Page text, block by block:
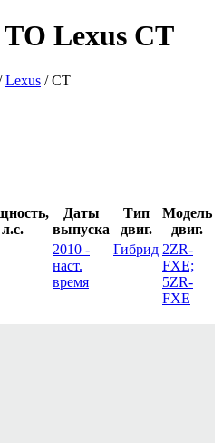
ТО Lexus CT
Lexus /CT
л.с.
Даты
выпуска
Тип
двиг.
Модель
двиг.
2010 -
наст.
время
Гибрид 2ZR-
FXE;
5ZR-
FXE